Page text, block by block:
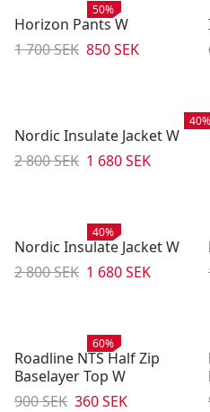
Rea:
50%
Horizon Pants W
Originalpris:
1 700 SEK Reapris:
850 SEK
Rea:
40%
Nordic Insulate Jacket W
Originalpris:
2 800 SEK Reapris:
1 680 SEK
Rea:
40%
Nordic Insulate Jacket W
Originalpris:
2 800 SEK Reapris:
1 680 SEK
Rea:
60%
Roadline NTS Half Zip
Baselayer Top W
Originalpris:
900 SEK Reapris:
360 SEK